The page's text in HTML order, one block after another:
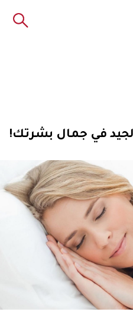
الجيد في جمال بشرتك!